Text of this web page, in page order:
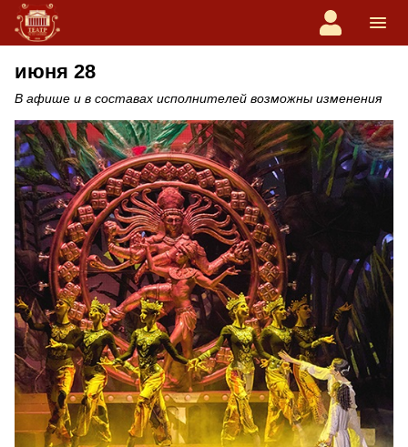
июня 28
В афише и в составах исполнителей возможны изменения